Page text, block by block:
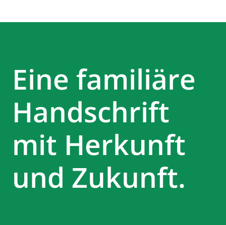
Eine familiäre
Handschrift
mit Herkunft
und Zukunft.